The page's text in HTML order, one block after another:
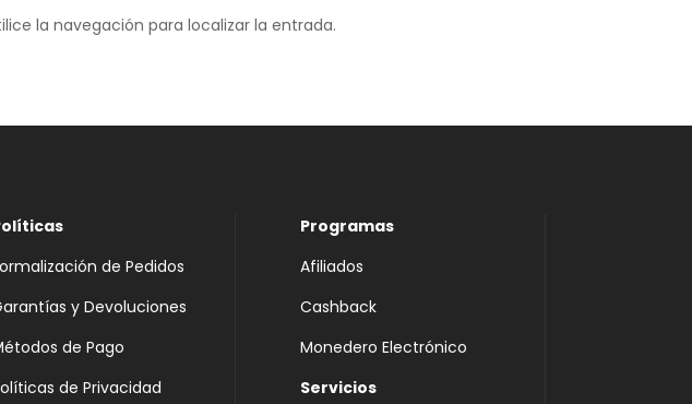
la navegación para localizar la entrada.
de Pedidos
y Devoluciones
de Pago
de Privacidad
Programas
Afiliados
Cashback
Monedero Electrónico
Servicios